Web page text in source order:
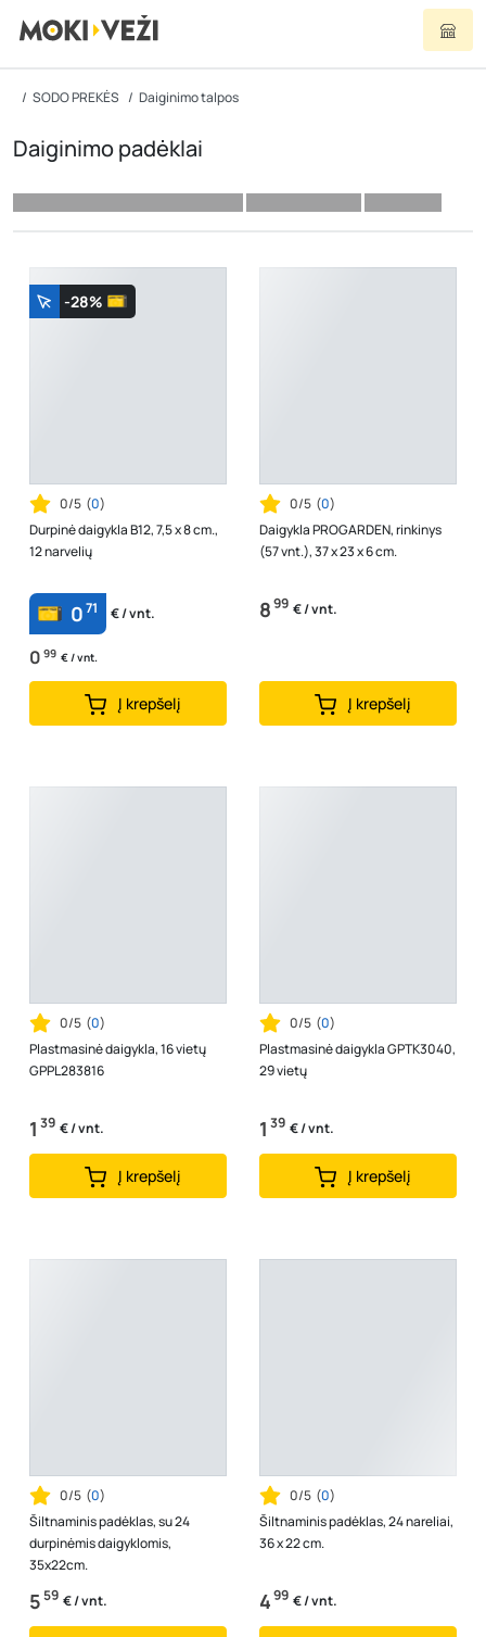
SODO PREKĖS Daiginimo talpos
Daiginimo padėklai
-28%
0/5 (0)
Durpinė daigykla B12, 7,5 x 8 cm.,
12 narvelių
071 € / vnt.
0 99 € / vnt.
Į krepšelį
0/5 (0)
Daigykla PROGARDEN, rinkinys
(57 vnt.), 37 x 23 x 6 cm.
899 € / vnt.
Į krepšelį
0/5 (0)
Plastmasinė daigykla, 16 vietų
GPPL283816
1 39 € / vnt.
Į krepšelį
0/5 (0)
Plastmasinė daigykla GPTK3040,
29 vietų
1 39 € / vnt.
Į krepšelį
0/5 (0)
Šiltnaminis padėklas, su 24
durpinėmis daigyklomis,
35x22cm.
559 € / vnt.
0/5 (0)
Šiltnaminis padėklas, 24 nareliai,
36 x 22 cm.
499 € / vnt.